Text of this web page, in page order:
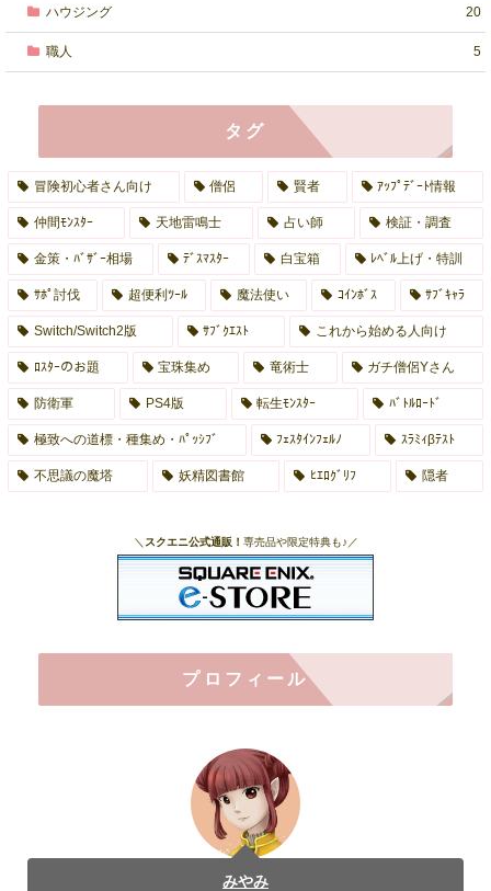
ハウジング 20
職人 5
タグ
冒険初心者さん向け 僧侶 賢者 ｱｯﾌﾟﾃﾞｰﾄ情報
仲間ﾓﾝｽﾀｰ 天地雷鳴士 占い師 検証・調査
金策・ﾊﾞｻﾞｰ相場 ﾃﾞｽﾏｽﾀｰ 白宝箱 ﾚﾍﾞﾙ上げ・特訓
ｻﾎﾟ討伐 超便利ﾂｰﾙ 魔法使い ｺｲﾝﾎﾞｽ ｻﾌﾞｷｬﾗ
Switch/Switch2版 ｻﾌﾞｸｴｽﾄ これから始める人向け
ﾛｽﾀｰのお題 宝珠集め 竜術士 ガチ僧侶Yさん
防衛軍 PS4版 転生ﾓﾝｽﾀｰ ﾊﾞﾄﾙﾛｰﾄﾞ
極致への道標・種集め・ﾊﾟｯｼﾌﾞ ﾌｪｽﾀｲﾝﾌｪﾙﾉ ｽﾗﾐｨβﾃｽﾄ
不思議の魔塔 妖精図書館 ﾋｴﾛｸﾞﾘﾌ 隠者
＼ スクエニ公式通販！ 専売品や限定特典も♪／
プロフィール
みやみ